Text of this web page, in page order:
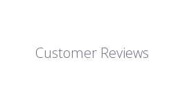
Customer Reviews